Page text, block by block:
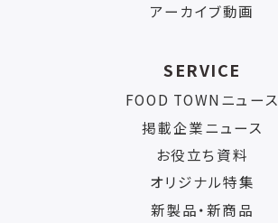
アーカイブ動画
SERVICE
FOOD TOWNニュース
掲載企業ニュース
お役立ち資料
オリジナル特集
新製品・新商品